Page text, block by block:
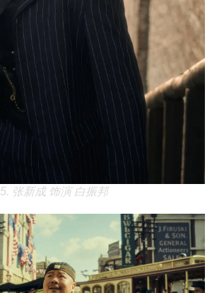
5. 张新成 饰演 白振邦